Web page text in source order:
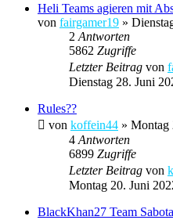
Heli Teams agieren mit
von fairgamer19 »
2 Antworten
5862 Zugriffe
Letzter Beitrag von
Dienstag 28. Juni
Rules??
von koffein44 » Montag
4 Antworten
6899 Zugriffe
Letzter Beitrag von
Montag 20. Juni
BlackKhan27 Team